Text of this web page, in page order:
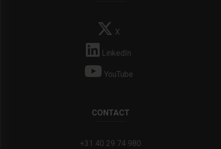
X
LinkedIn
YouTube
CONTACT
+31 40 29 74 980